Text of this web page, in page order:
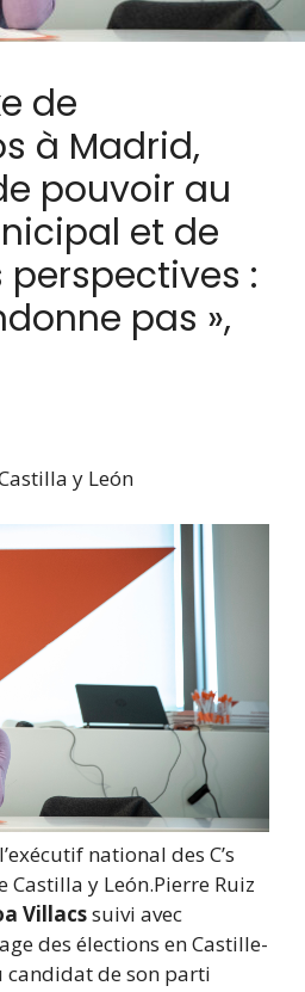
de
à Madrid,
pouvoir au
et de
:
pas »,
y León
national des C’s
Castilla y León.Pierre Ruiz
Villacssuivi avec
des élections en Castille-
candidat de son parti